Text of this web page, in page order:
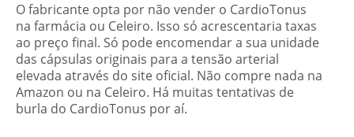
O fabricante opta por não vender o CardioTonus
na farmácia ou Celeiro. Isso só acrescentaria taxas
ao preço final. Só pode encomendar a sua unidade
das cápsulas originais para a tensão arterial
elevada através do site oficial. Não compre nada na
Amazon ou na Celeiro. Há muitas tentativas de
burla do CardioTonus por aí.